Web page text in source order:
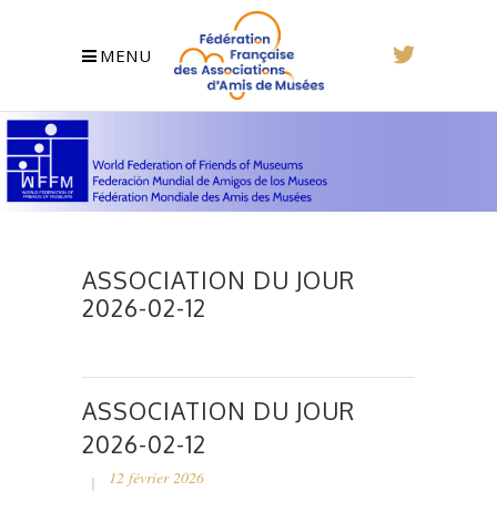
MENU
ASSOCIATION DU JOUR
2026-02-12
ASSOCIATION DU JOUR
2026-02-12
12 février 2026